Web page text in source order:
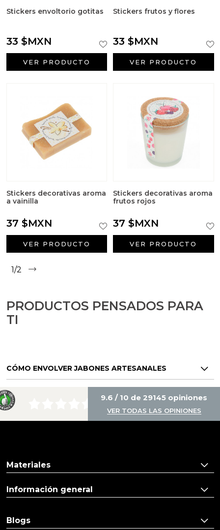
Stickers envoltorio gotitas
33 $MXN
VER PRODUCTO
Stickers frutos y flores
33 $MXN
VER PRODUCTO
Stickers decorativas aroma
a vainilla
37 $MXN
VER PRODUCTO
Stickers decorativas aroma
frutos rojos
37 $MXN
VER PRODUCTO
1/2
PRODUCTOS PENSADOS PARA
TI
CÓMO ENVOLVER JABONES ARTESANALES
9.6 / 10 de 29145 opiniones
VER TODAS LAS OPINIONES
Materiales
Información general
Blogs